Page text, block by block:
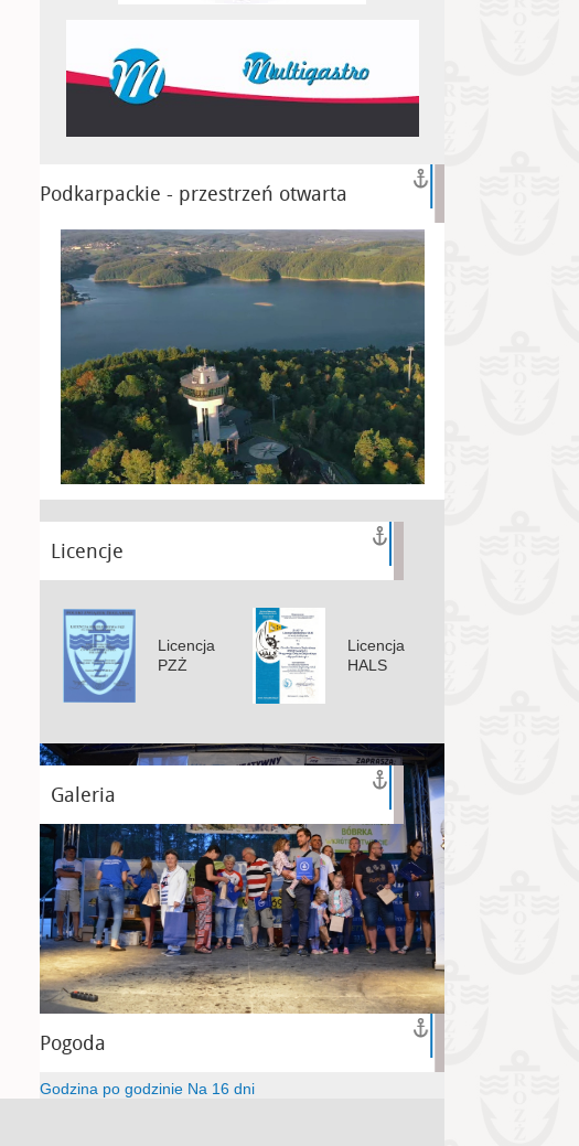
Podkarpackie - przestrzeń otwarta
Licencje
Licencja
PZŻ
Licencja
HALS
Galeria
Pogoda
Godzina po godzinie Na 16 dni